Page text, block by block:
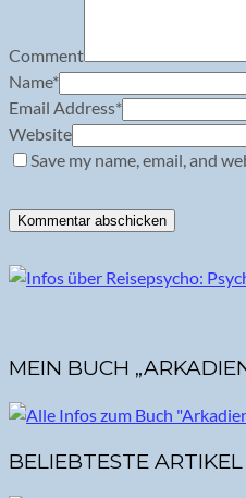
Comment
Name*
Email Address*
Website
Save my name, email, and
MEIN BUCH
BELIEBTESTE ARTIKEL